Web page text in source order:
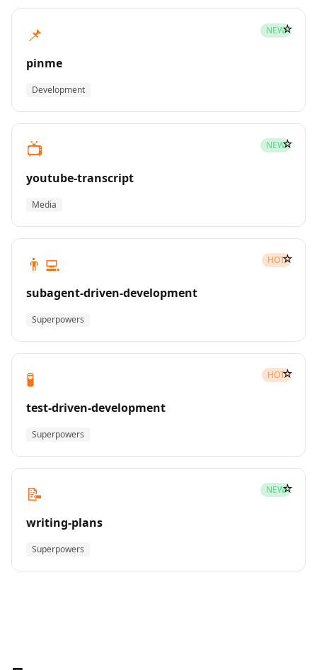
📌 NEW
pinme
Development
☆
📺 NEW
youtube-transcript
Media
☆
👨‍💻 HOT
subagent-driven-development
Superpowers
☆
🧪 HOT
test-driven-development
Superpowers
☆
📝 NEW
writing-plans
Superpowers
☆